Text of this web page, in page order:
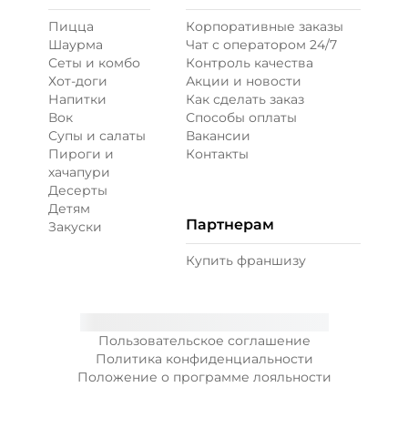
Пользовательское соглашение
Политика конфиденциальности
Положение о программе лояльности
Пицца
Шаурма
Сеты и комбо
Хот-доги
Напитки
Вок
Супы и салаты
Пироги и
хачапури
Десерты
Детям
Закуски
Корпоративные заказы
Чат с оператором 24/7
Контроль качества
Акции и новости
Как сделать заказ
Способы оплаты
Вакансии
Контакты
Партнерам
Купить франшизу